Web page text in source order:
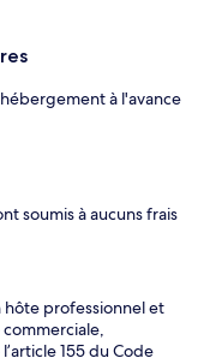
à l'avance
soumis à aucuns frais
professionnel et
155 du Code